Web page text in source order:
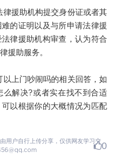
援助机构提交身份证或者其
的证明以及与所申请法律援
律援助机构审查，认为符合
援助服务。
门吵闹吗的相关回答，如
么解决?或者实在找不到合适
以根据你的大概情况为匹配
用户自行上传分享，仅供网友学习交0